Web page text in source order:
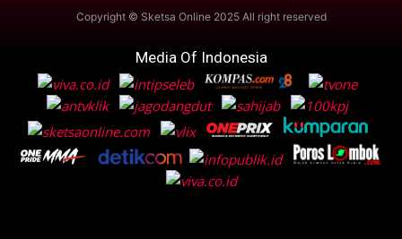
Copyright © Sketsa Online 2025 All right reserved
Media Of Indonesia